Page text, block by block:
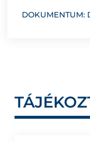
DOKUMENTUM: